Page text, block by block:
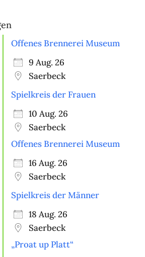
Offenes Brennerei Museum
9 Aug. 26
Saerbeck
Spielkreis der Frauen
10 Aug. 26
Saerbeck
Offenes Brennerei Museum
16 Aug. 26
Saerbeck
Spielkreis der Männer
18 Aug. 26
Saerbeck
„Proat up Platt“